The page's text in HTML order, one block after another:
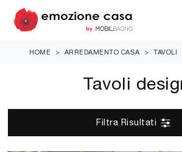
HOME > ARREDAMENTO CASA > TAVOLI
Tavoli
Filtra Risultati